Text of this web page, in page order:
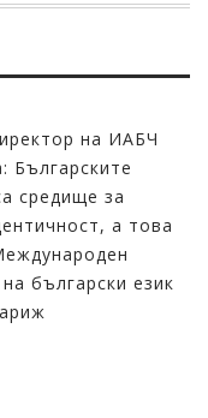
на ИАБЧ
Българските
средище за
а това
български език